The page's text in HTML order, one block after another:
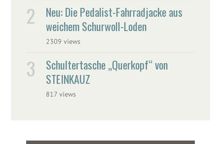
Neu: Die Pedalist-Fahrradjacke aus
weichem Schurwoll-Loden
2309 views
Schultertasche „Querkopf“ von
STEINKAUZ
817 views